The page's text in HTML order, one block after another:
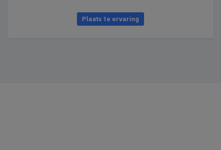
Plaats 1e ervaring